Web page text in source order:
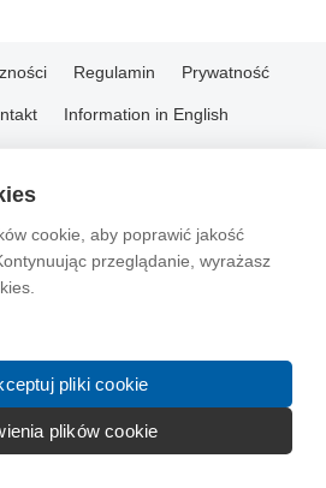
cookie, aby poprawić jakość
przeglądanie, wyrażasz
pliki cookie
plików cookie
Regulamin Prywatność
Information in English